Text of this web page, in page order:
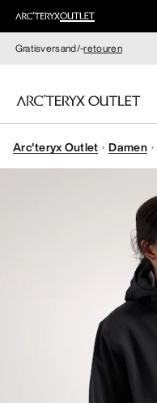
Gratisversand/-retouren
DAMEN
Arc'teryx Outlet Damen